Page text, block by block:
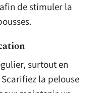
de stimuler la
surtout en
la pelouse